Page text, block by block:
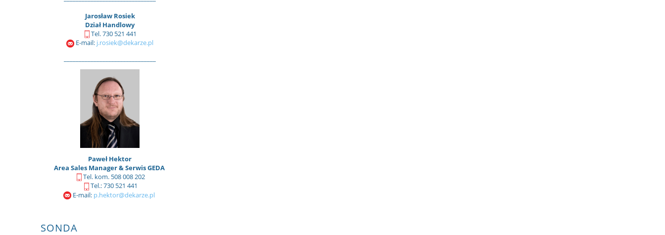
Jarosław Rosiek
Dział Handlowy
Tel. 730 521 441
E-mail: j.rosiek@dekarze.pl
Paweł Hektor
Area Sales Manager & Serwis GEDA
Tel. kom. 508 008 202
Tel.: 730 521 441
E-mail: p.hektor@dekarze.pl
SONDA